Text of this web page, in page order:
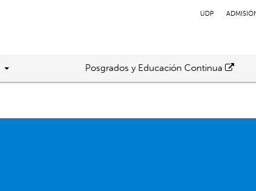
UDP
Posgrados y Educación Continua